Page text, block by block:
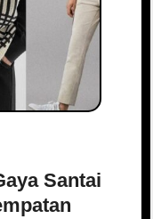
Santai